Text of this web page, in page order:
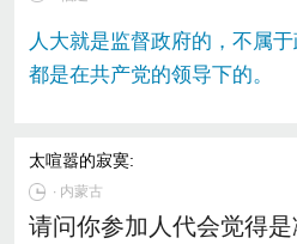
人大就是监督政府的，不属
都是在共产党的领导下的。
太喧嚣的寂寞:
∙ 内蒙古
请问你参加人代会觉得